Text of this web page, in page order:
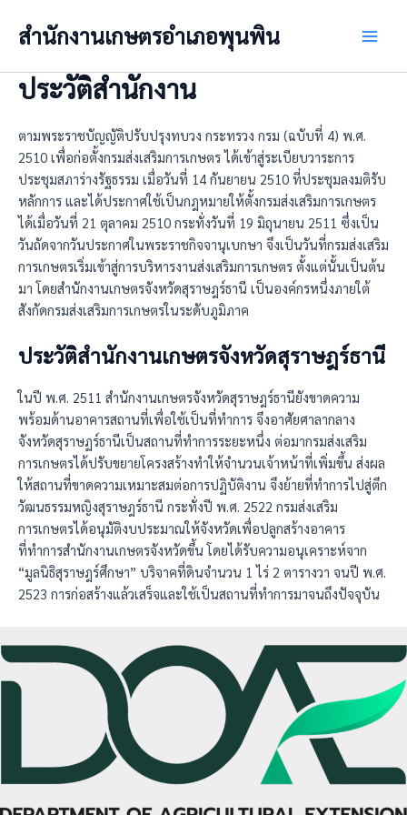
สำนักงานเกษตรอำเภอพุนพิน
ประวัติสำนักงาน
ตามพระราชบัญญัติปรับปรุงทบวง กระทรวง กรม (ฉบับที่ 4) พ.ศ.
2510 เพื่อก่อตั้งกรมส่งเสริมการเกษตร ได้เข้าสู่ระเบียบวาระการ
ประชุมสภาร่างรัฐธรรม เมื่อวันที่ 14 กันยายน 2510 ที่ประชุมลงมติรับ
หลักการ และได้ประกาศใช้เป็นกฎหมายให้ตั้งกรมส่งเสริมการเกษตร
ได้เมื่อวันที่ 21 ตุลาคม 2510 กระทั่งวันที่ 19 มิถุนายน 2511 ซึ่งเป็น
วันถัดจากวันประกาศในพระราชกิจจานุเบกษา จึงเป็นวันที่กรมส่งเสริม
การเกษตรเริ่มเข้าสู่การบริหารงานส่งเสริมการเกษตร ตั้งแต่นั้นเป็นต้น
มา โดยสำนักงานเกษตรจังหวัดสุราษฎร์ธานี เป็นองค์กรหนึ่งภายใต้
สังกัดกรมส่งเสริมการเกษตรในระดับภูมิภาค
ประวัติสำนักงานเกษตรจังหวัดสุราษฎร์ธานี
ในปี พ.ศ. 2511 สำนักงานเกษตรจังหวัดสุราษฎร์ธานียังขาดความ
พร้อมด้านอาคารสถานที่เพื่อใช้เป็นที่ทำการ จึงอาศัยศาลากลาง
จังหวัดสุราษฏร์ธานีเป็นสถานที่ทำการระยะหนึ่ง ต่อมากรมส่งเสริม
การเกษตรได้ปรับขยายโครงสร้างทำให้จำนวนเจ้าหน้าที่เพิ่มขึ้น ส่งผล
ให้สถานที่ขาดความเหมาะสมต่อการปฏิบัติงาน จึงย้ายที่ทำการไปสู่ตึก
วัฒนธรรมหญิงสุราษฎร์ธานี กระทั่งปี พ.ศ. 2522 กรมส่งเสริม
การเกษตรได้อนุมัติงบประมาณให้จังหวัดเพื่อปลูกสร้างอาคาร
ที่ทำการสำนักงานเกษตรจังหวัดขึ้น โดยได้รับความอนุเคราะห์จาก
“มูลนิธิสุราษฎร์ศึกษา” บริจาคที่ดินจำนวน 1 ไร่ 2 ตารางวา จนปี พ.ศ.
2523 การก่อสร้างแล้วเสร็จและใช้เป็นสถานที่ทำการมาจนถึงปัจจุบัน